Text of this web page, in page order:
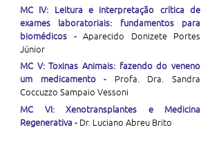
MC IV: Leitura e interpretação crítica de
exames laboratoriais: fundamentos para
biomédicos - Aparecido Donizete Portes
Júnior
MC V: Toxinas Animais: fazendo do veneno
um medicamento - Profa. Dra. Sandra
Coccuzzo Sampaio Vessoni
MC VI: Xenotransplantes e Medicina
Regenerativa - Dr. Luciano Abreu Brito